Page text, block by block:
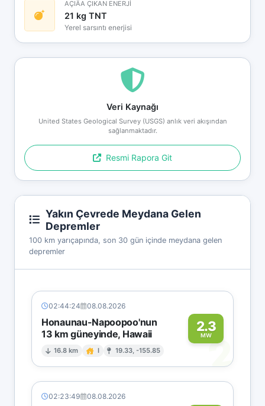
AÇIÄA ÇIKAN ENERJİ
21 kg TNT
Yerel sarsıntı enerjisi
Veri Kaynağı
United States Geological Survey (USGS) anlık veri akışından
sağlanmaktadır.
Resmi Rapora Git
Yakın Çevrede Meydana Gelen
Depremler
100 km yarıçapında, son 30 gün içinde meydana gelen
depremler
02:44:24 08.08.2026
Honaunau-Napoopoo'nun
13 km güneyinde, Hawaii
16.8 km I 19.33, -155.85
2.3
MW2
02:23:49 08.08.2026